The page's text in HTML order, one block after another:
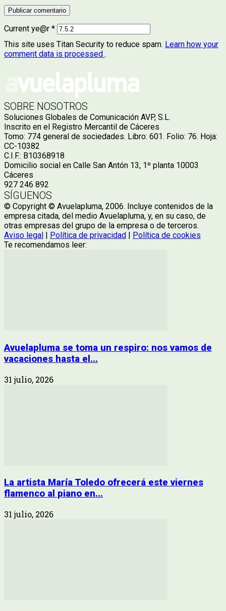
Current ye@r *
This site uses Titan Security to reduce spam. Learn how your
comment data is processed .
SOBRE NOSOTROS
Soluciones Globales de Comunicación AVP, S.L.
Inscrito en el Registro Mercantil de Cáceres
Tomo: 774 general de sociedades. Libro: 601. Folio: 76. Hoja:
CC-10382
C.I.F.: B10368918
Domicilio social en Calle San Antón 13, 1º planta 10003
Cáceres
927 246 892
SÍGUENOS
© Copyright © Avuelapluma, 2006. Incluye contenidos de la
empresa citada, del medio Avuelapluma, y, en su caso, de
otras empresas del grupo de la empresa o de terceros.
Aviso legal | Política de privacidad | Política de cookies
Te recomendamos leer:
Avuelapluma se toma un respiro: nos vamos de
vacaciones hasta el...
31 julio, 2026
La artista María Toledo ofrecerá este viernes
flamenco al piano en...
31 julio, 2026